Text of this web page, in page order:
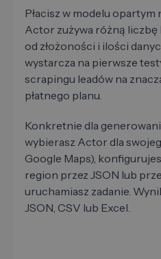
Płacisz w modelu opartym
Actor zużywa różną
od złożoności i ilości
wystarcza na pierwsze
scrapingu leadów na
płatnego planu.
Konkretnie dla
wybierasz Actor dla
Google Maps),
region przez JSON lub
uruchamiasz zadanie.
JSON, CSV lub Excel.